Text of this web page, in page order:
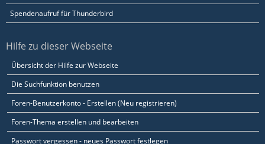
Spendenaufruf für Thunderbird
Hilfe zu dieser Webseite
Übersicht der Hilfe zur Webseite
Die Suchfunktion benutzen
Foren-Benutzerkonto - Erstellen (Neu registrieren)
Foren-Thema erstellen und bearbeiten
Passwort vergessen - neues Passwort festlegen